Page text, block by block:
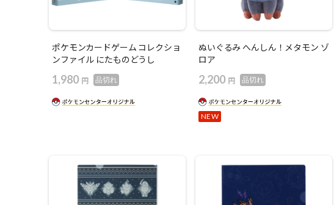
ポケモンカードゲーム コレクショ
ンファイル にたものどうし
1,980 円 品切れ
ぬいぐるみ へんしん！メタモン ゾ
ロア
2,200 円 品切れ
NEW